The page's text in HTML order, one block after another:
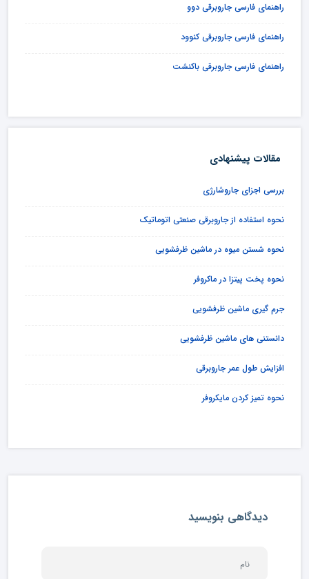
راهنمای فارسی جاروبرقی دوو
راهنمای فارسی جاروبرقی کنوود
راهنمای فارسی جاروبرقی باکنشت
مقالات پیشنهادی
بررسی اجزای جاروشارژی
نحوه استفاده از جاروبرقی صنعتی اتوماتیک
نحوه شستن میوه در ماشین ظرفشویی
نحوه پخت پیتزا در ماکروفر
جرم گیری ماشین ظرفشویی
دانستنی های ماشین ظرفشویی
افزایش طول عمر جاروبرقی
نحوه تمیز کردن مایکروفر
دیدگاهی بنویسید